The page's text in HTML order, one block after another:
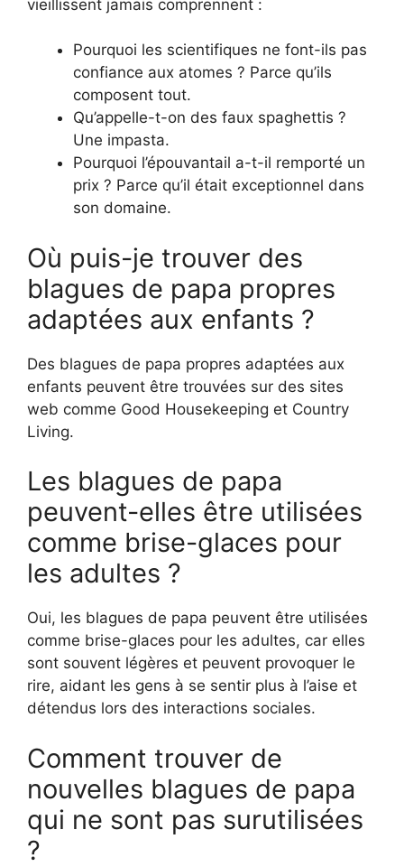
vieillissent jamais comprennent :
Pourquoi les scientifiques ne font-ils pas
confiance aux atomes ? Parce qu’ils
composent tout.
Qu’appelle-t-on des faux spaghettis ?
Une impasta.
Pourquoi l’épouvantail a-t-il remporté un
prix ? Parce qu’il était exceptionnel dans
son domaine.
Où puis-je trouver des
blagues de papa propres
adaptées aux enfants ?
Des blagues de papa propres adaptées aux
enfants peuvent être trouvées sur des sites
web comme Good Housekeeping et Country
Living.
Les blagues de papa
peuvent-elles être utilisées
comme brise-glaces pour
les adultes ?
Oui, les blagues de papa peuvent être utilisées
comme brise-glaces pour les adultes, car elles
sont souvent légères et peuvent provoquer le
rire, aidant les gens à se sentir plus à l’aise et
détendus lors des interactions sociales.
Comment trouver de
nouvelles blagues de papa
qui ne sont pas surutilisées
?